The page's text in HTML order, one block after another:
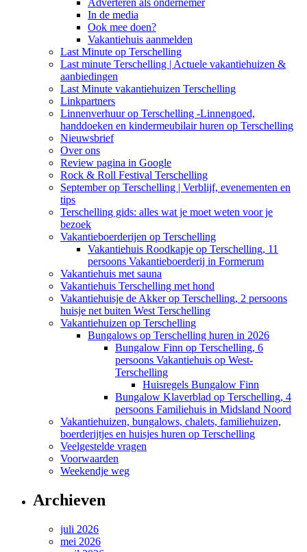
In de media
Ook mee doen?
Vakantiehuis aanmelden
Last Minute op Terschelling
Last minute Terschelling | Actuele vakantiehuizen &
aanbiedingen
Last Minute vakantiehuizen Terschelling
Linkpartners
Linnenverhuur op Terschelling -Linnengoed,
handdoeken en kindermeubilair huren op Terschelling
Nieuwsbrief
Over ons
Review pagina in Google
Rock & Roll Festival Terschelling
September op Terschelling | Verblijf, evenementen en
tips
Terschelling gids: alles wat je moet weten voor je
bezoek
Vakantieboerderijen op Terschelling
Vakantiehuis Roodkapje op Terschelling, 11
persoons Vakantieboerderij in Formerum
Vakantiehuis met sauna
Vakantiehuis Terschelling met hond
Vakantiehuisje de Akker op Terschelling, 2 persoons
huisje net buiten West Terschelling
Vakantiehuizen op Terschelling
Bungalows op Terschelling huren in 2026
Bungalow Finn op Terschelling, 6
persoons Vakantiehuis op West-
Terschelling
Huisregels Bungalow Finn
Bungalow Klaverblad op Terschelling, 4
persoons Familiehuis in Midsland Noord
Vakantiehuizen, bungalows, chalets, familiehuizen,
boerderijtjes en huisjes huren op Terschelling
Veelgestelde vragen
Voorwaarden
Weekendje weg
Archieven
juli 2026
mei 2026